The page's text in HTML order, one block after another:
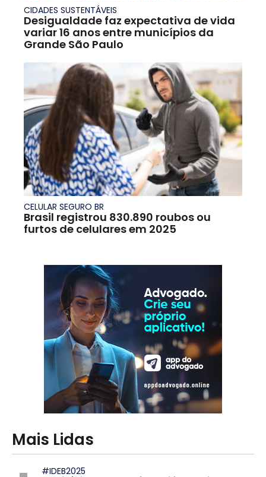
CIDADES SUSTENTÁVEIS
Desigualdade faz expectativa de vida
variar 16 anos entre municípios da
Grande São Paulo
CELULAR SEGURO BR
Brasil registrou 830.890 roubos ou
furtos de celulares em 2025
Mais Lidas
#IDEB2025